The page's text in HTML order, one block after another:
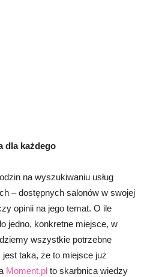
dla każdego
na wyszukiwaniu usług
– dostępnych salonów w swojej
opinii na jego temat. O ile
jedno, konkretne miejsce, w
wszystkie potrzebne
taka, że to miejsce już
Moment.pl to skarbnica wiedzy